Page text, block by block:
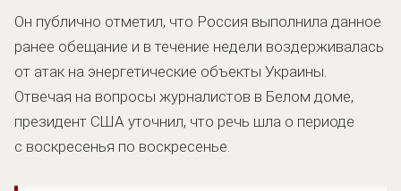
Он публично отметил, что Россия выполнила данное
ранее обещание и в течение недели воздерживалась
от атак на энергетические объекты Украины.
Отвечая на вопросы журналистов в Белом доме,
президент США уточнил, что речь шла о периоде
с воскресенья по воскресенье.